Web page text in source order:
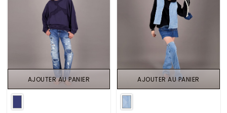
AJOUTER AU PANIER AJOUTER AU PANIER